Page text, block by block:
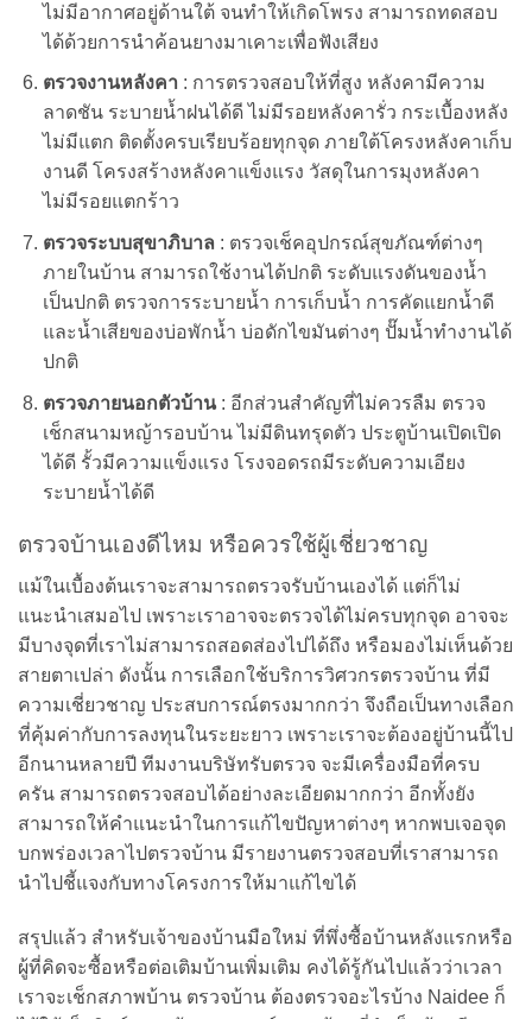
ไม่มีอากาศอยู่ด้านใต้ จนทำให้เกิดโพรง สามารถทดสอบ
ได้ด้วยการนำค้อนยางมาเคาะเพื่อฟังเสียง
ตรวจงานหลังคา : การตรวจสอบให้ที่สูง หลังคามีความ
ลาดชัน ระบายน้ำฝนได้ดี ไม่มีรอยหลังคารั่ว กระเบื้องหลัง
ไม่มีแตก ติดตั้งครบเรียบร้อยทุกจุด ภายใต้โครงหลังคาเก็บ
งานดี โครงสร้างหลังคาแข็งแรง วัสดุในการมุงหลังคา
ไม่มีรอยแตกร้าว
ตรวจระบบสุขาภิบาล : ตรวจเช็คอุปกรณ์สุขภัณฑ์ต่างๆ
ภายในบ้าน สามารถใช้งานได้ปกติ ระดับแรงดันของน้ำ
เป็นปกติ ตรวจการระบายน้ำ การเก็บน้ำ การคัดแยกน้ำดี
และน้ำเสียของบ่อพักน้ำ บ่อดักไขมันต่างๆ ปั๊มน้ำทำงานได้
ปกติ
ตรวจภายนอกตัวบ้าน: อีกส่วนสำคัญที่ไม่ควรลืม ตรวจ
เช็กสนามหญ้ารอบบ้าน ไม่มีดินทรุดตัว ประตูบ้านเปิดเปิด
ได้ดี รั้วมีความแข็งแรง โรงจอดรถมีระดับความเอียง
ระบายน้ำได้ดี
ตรวจบ้านเองดีไหม หรือควรใช้ผู้เชี่ยวชาญ
แม้ในเบื้องต้นเราจะสามารถตรวจรับบ้านเองได้ แต่ก็ไม่
แนะนำเสมอไป เพราะเราอาจจะตรวจได้ไม่ครบทุกจุด อาจจะ
มีบางจุดที่เราไม่สามารถสอดส่องไปได้ถึง หรือมองไม่เห็นด้วย
สายตาเปล่า ดังนั้น การเลือกใช้บริการวิศวกรตรวจบ้าน ที่มี
ความเชี่ยวชาญ ประสบการณ์ตรงมากกว่า จึงถือเป็นทางเลือก
ที่คุ้มค่ากับการลงทุนในระยะยาว เพราะเราจะต้องอยู่บ้านนี้ไป
อีกนานหลายปี ทีมงานบริษัทรับตรวจ จะมีเครื่องมือที่ครบ
ครัน สามารถตรวจสอบได้อย่างละเอียดมากกว่า อีกทั้งยัง
สามารถให้คำแนะนำในการแก้ไขปัญหาต่างๆ หากพบเจอจุด
บกพร่องเวลาไปตรวจบ้าน มีรายงานตรวจสอบที่เราสามารถ
นำไปชี้แจงกับทางโครงการให้มาแก้ไขได้
สรุปแล้ว สำหรับเจ้าของบ้านมือใหม่ ที่พึ่งซื้อบ้านหลังแรกหรือ
ผู้ที่คิดจะซื้อหรือต่อเติมบ้านเพิ่มเติม คงได้รู้กันไปแล้วว่าเวลา
เราจะเช็กสภาพบ้าน ตรวจบ้าน ต้องตรวจอะไรบ้าง Naidee ก็